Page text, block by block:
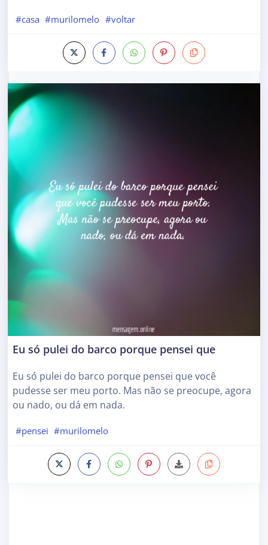
#casa #murilomelo #voltar
Eu só pulei do barco porque pensei que
Eu só pulei do barco porque pensei que você
pudesse ser meu porto. Mas não se preocupe, agora
ou nado, ou dá em nada.
#pensei #murilomelo